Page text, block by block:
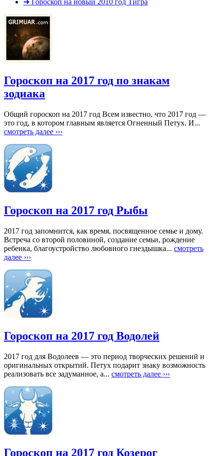
➜ Гороскоп на новый 2010 год Тигра
Гороскоп на 2017 год по знакам
зодиака
Общий гороскоп на 2017 год Всем известно, что 2017 год —
это год, в котором главным является Огненный Петух. И...
смотреть далее ›››
Гороскоп на 2017 год Рыбы
2017 год запомнится, как время, посвященное семье и дому.
Встреча со второй половиной, создание семьи, рождение
ребенка, благоустройство любовного гнездышка... смотреть
далее ›››
Гороскоп на 2017 год Водолей
2017 год для Водолеев — это период творческих решений и
оригинальных открытий. Петух подарит знаку возможность
реализовать все задуманное, а... смотреть далее ›››
Гороскоп на 2017 год Козерог